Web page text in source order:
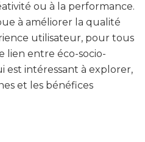
ou à la performance.
à améliorer la qualité
utilisateur, pour tous
lien entre éco-socio-
intéressant à explorer,
et les bénéfices